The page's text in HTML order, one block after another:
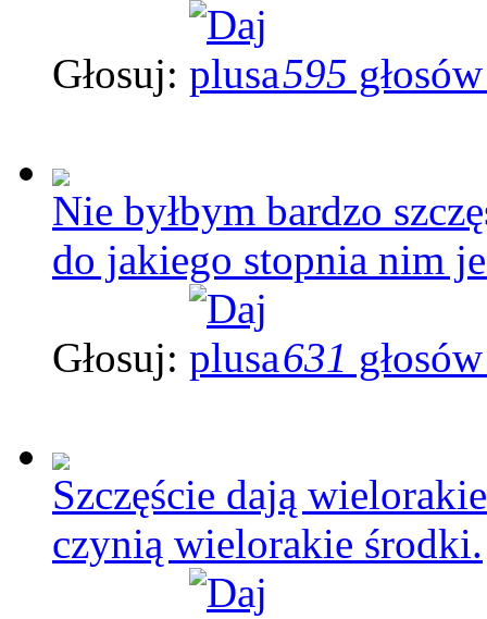
Głosuj: 595
Nie byłbym bardzo
do jakiego stopnia nim
Głosuj: 631
Szczęście dają
czynią wielorakie środki.